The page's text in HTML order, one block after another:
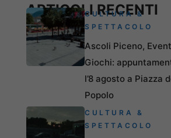
ARTICOLI RECENTI
CULTURA &
SPETTACOLO
Ascoli Piceno, Event
Giochi:
l’8 agosto a Piazza
Popolo
CULTURA &
SPETTACOLO